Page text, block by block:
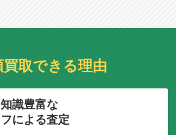
買取できる理由
識豊富な
による査定